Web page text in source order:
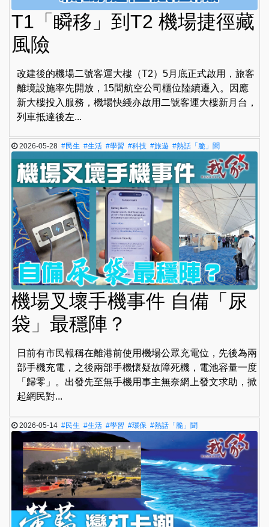
T1「瞬移」到T2 機場捷徑藏
風險
改建後的機場二號客運大樓（T2）5月底正式啟用，旅客
離境設施率先開放，15間航空公司櫃位陸續遷入。因應
新大樓投入服務，機場快綫亦啟用二號客運大樓新月台，
列車抵達後左...
2026-05-28#民生 #生活 #學習 #科技 #旅遊 #熱話「脆」聞
機場叉壞手機事件 自備「尿
袋」最穩陣？
日前有市民報稱在離港前使用機場公眾充電位，先後為兩
部手機充電，之後兩部手機懷疑故障死機，電池容量一度
「歸零」。出發先至無手機用事主無奈網上發文求助，掀
起網民對...
2026-05-14#民生 #生活 #學習 #環保 #熱話「脆」聞